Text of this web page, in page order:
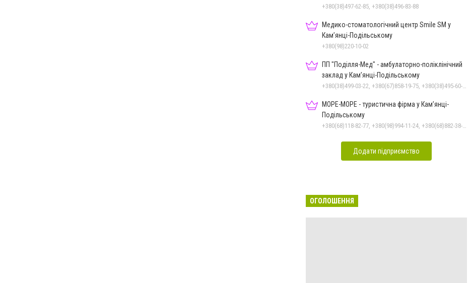
+380(38)497-62-85, +380(38)496-83-88
Медико-стоматологічний центр Smile SM у
Кам’янці-Подільському
+380(98)220-10-02
ПП "Поділля-Мед" - амбулаторно-поліклінічний
заклад у Кам’янці-Подільському
+380(38)499-03-22, +380(67)858-19-75, +380(38)495-60-27
МОРЕ-МОРЕ - туристична фірма у Кам’янці-
Подільському
+380(68)118-82-77, +380(98)994-11-24, +380(68)882-38-28
Додати підприємство
ОГОЛОШЕННЯ